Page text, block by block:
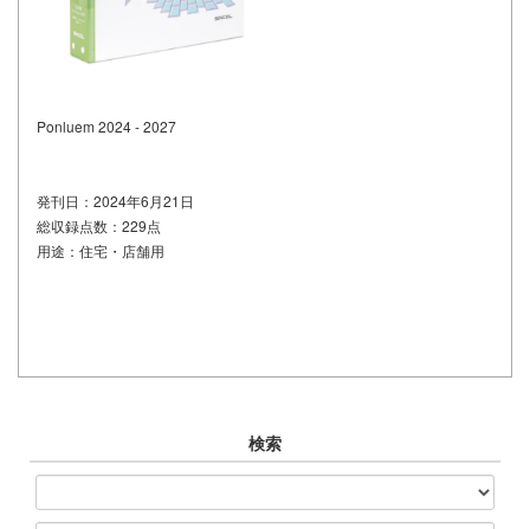
Ponluem 2024 - 2027
発刊日： 2024年6月21日
総収録点数：229点
用途：住宅・店舗用
検索